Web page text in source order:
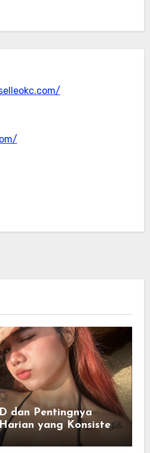
dan Pentingnya
yang Konsisten